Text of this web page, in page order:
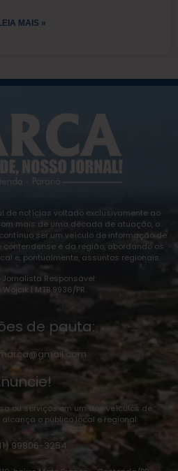
MAIS »
de notícias voltado exclusivamente ao
mais de uma década de atuação, o
ser um veículo de informação de
e da região, abordando os
e, pontualmente, assuntos regionais.
Responsável:
| MTB 9936/PR.
de pauta:
ou serviços em um dos veículos de
o público local e regional:
99806-3254